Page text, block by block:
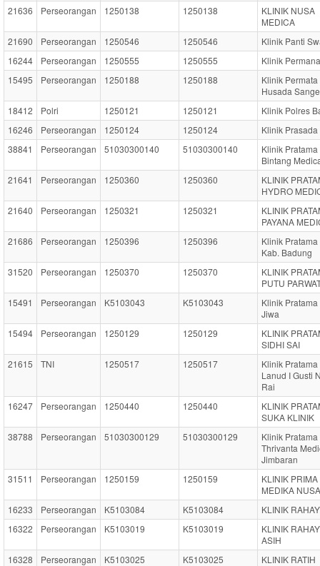
21636
Perseorangan 1250138 1250138
KLINIK NUSA
MEDICA
21690
Perseorangan 1250546 1250546
Klinik Panti
16244
Perseorangan 1250555 1250555
Klinik Permana
15495
Perseorangan 1250188 1250188
Klinik Permata
Husada
18412
Polri 1250121 1250121
Klinik Polres
16246
Perseorangan 1250124 1250124
Klinik Prasada
38841
Perseorangan 51030300140 51030300140
Klinik Pratama
Bintang
21641
Perseorangan 1250360 1250360
KLINIK
HYDRO
21640
Perseorangan 1250321 1250321
KLINIK
PAYANA
21686
Perseorangan 1250396 1250396
Klinik
Kab. Badung
31520
Perseorangan 1250370 1250370
KLINIK
PUTU
15491
Perseorangan K5103043 K5103043
Klinik
Jiwa
15494
Perseorangan 1250129 1250129
KLINIK
SIDHI SAI
21615
TNI 1250517 1250517
Klinik
Lanud I Gusti
Rai
16247
Perseorangan 1250440 1250440
KLINIK
SUKA KLINIK
38788
Perseorangan 51030300129 51030300129
Klinik Pratama
Thrivanta
Jimbaran
31511
Perseorangan 1250159 1250159
KLINIK PRIMA
MEDIKA
16233
Perseorangan K5103084 K5103084
KLINIK
16322
Perseorangan K5103019 K5103019
KLINIK
ASIH
16328
Perseorangan K5103025 K5103025
KLINIK RATIH